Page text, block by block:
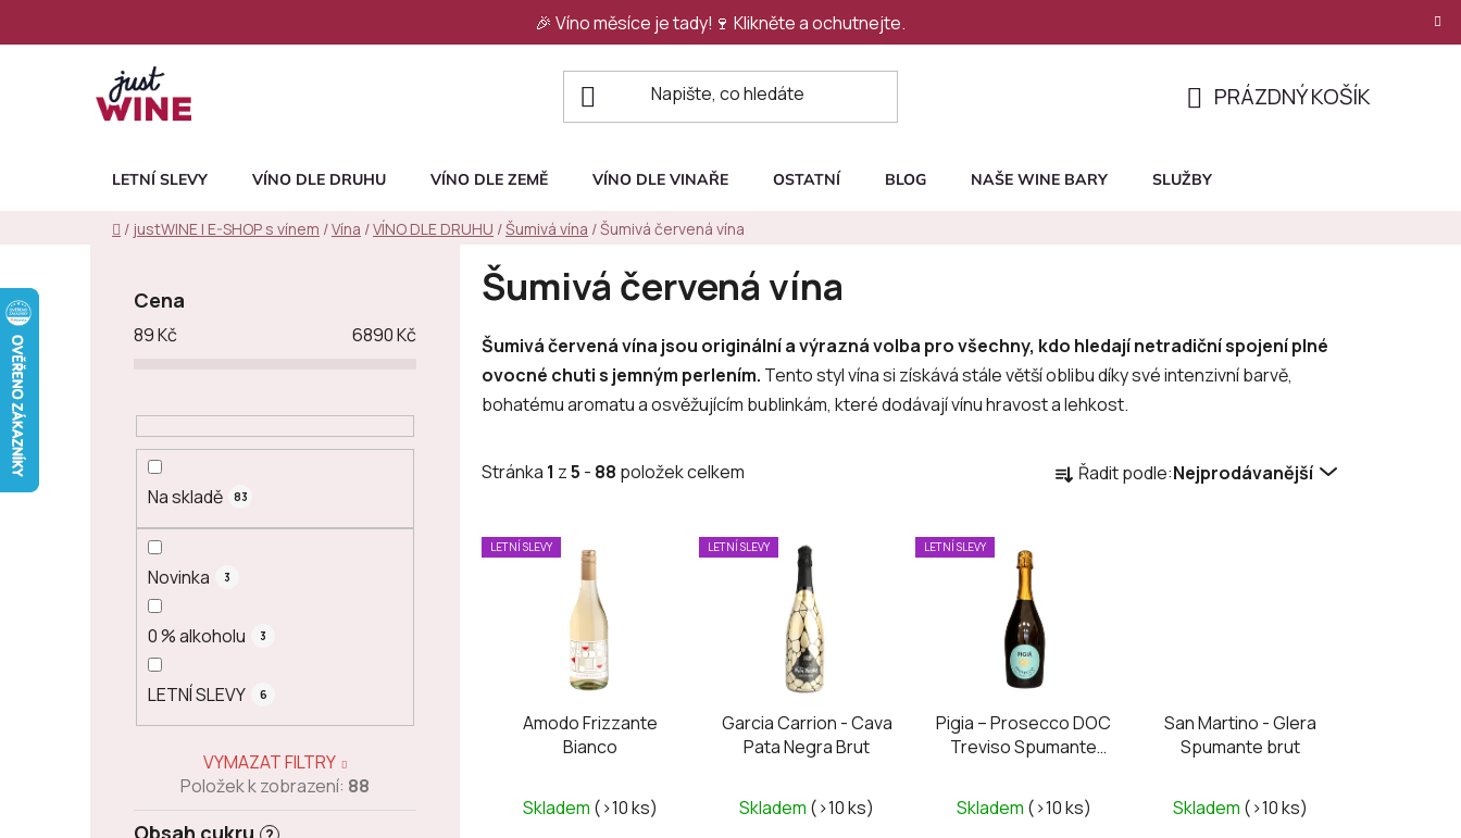
🎉 Víno měsíce je tady!🍷 Klikněte a ochutnejte.
KOŠÍK
PRÁZDNÝ KOŠÍK
LETNÍ SLEVY VÍNO DLE DRUHU VÍNO DLE ZEMĚ VÍNO DLE VINAŘE OSTATNÍ BLOG NAŠE WINE BARY SLUŽBY
Domů
/ justWINE | E-SHOP s vínem /Vína /VÍNO DLE DRUHU /Šumivá vína /Šumivá červená vína
Cena
89Kč 6890Kč
Na skladě 83
Novinka 3
0 % alkoholu 3
LETNÍ SLEVY 6
Obsah cukru
VYMAZAT FILTRY
Položek k zobrazení: 88
Šumivá červená vína
Šumivá červená vína jsou originální a výrazná volba pro všechny, kdo hledají netradiční spojení plné
ovocné chuti s jemným perlením. Tento styl vína si získává stále větší oblibu díky své intenzivní barvě,
bohatému aromatu a osvěžujícím bublinkám, které dodávají vínu hravost a lehkost.
Stránka 1 z5 - 88 položek celkem a
d
u
t
ů
Řadit podle:Nejprodávanější
V
ý
LETNÍ SLEVY
Amodo Frizzante
Bianco
Skladem (>10 ks)
LETNÍ SLEVY
Garcia Carrion - Cava
Pata Negra Brut
Skladem (>10 ks)
LETNÍ SLEVY
Pigia – Prosecco DOC
Treviso Spumante
Skladem (>10 ks)
San Martino - Glera
Spumante brut
Skladem (>10 ks)